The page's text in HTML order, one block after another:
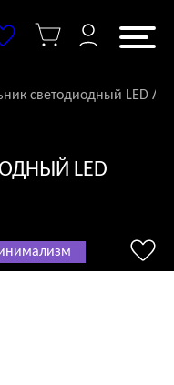
светодиодный LED
LED